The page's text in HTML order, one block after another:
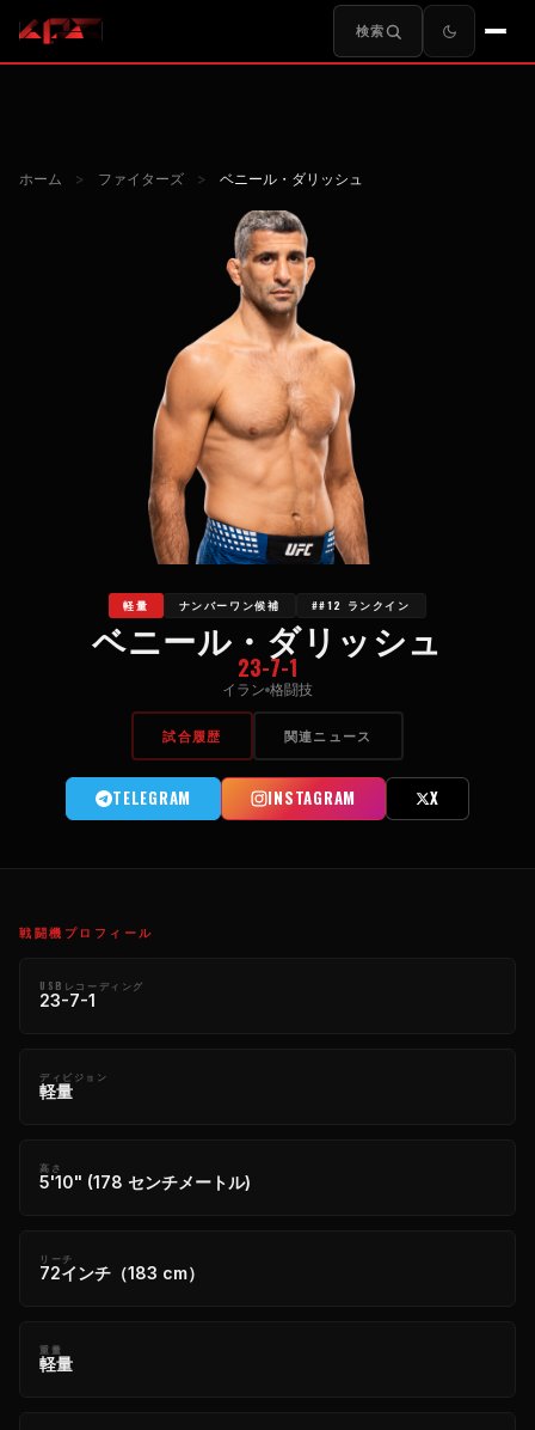
検索
ホーム > ファイターズ > ベニール・ダリッシュ
軽量 ナンバーワン候補 ##12 ランクイン
ベニール・ダリッシュ
23-7-1
イラン 格闘技
試合履歴 関連ニュース
TELEGRAM INSTAGRAM X
戦闘機プロフィール
USBレコーディング
23-7-1
ディビジョン
軽量
高さ
5'10" (178 センチメートル)
リーチ
72インチ（183 cm）
重量
軽量